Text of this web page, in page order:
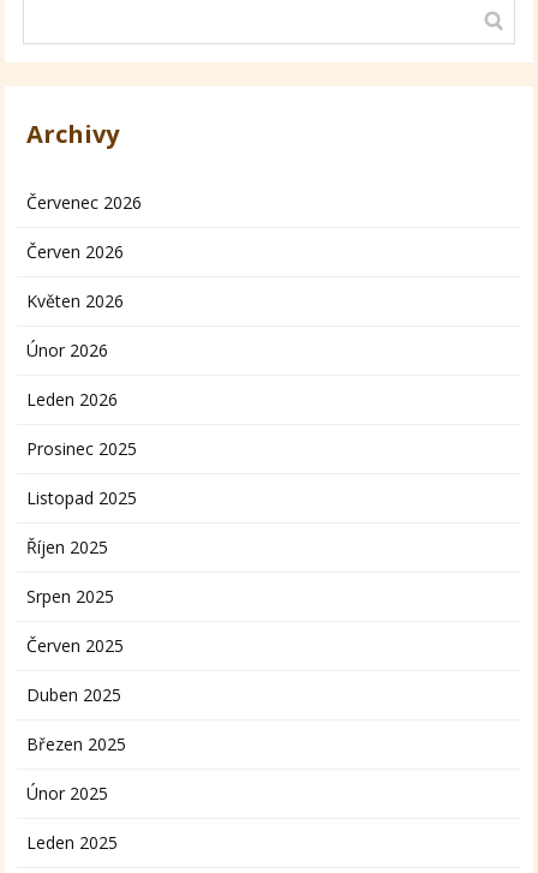
Archivy
Červenec 2026
Červen 2026
Květen 2026
Únor 2026
Leden 2026
Prosinec 2025
Listopad 2025
Říjen 2025
Srpen 2025
Červen 2025
Duben 2025
Březen 2025
Únor 2025
Leden 2025